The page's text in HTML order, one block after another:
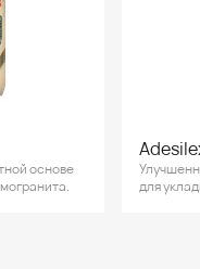
основе
для